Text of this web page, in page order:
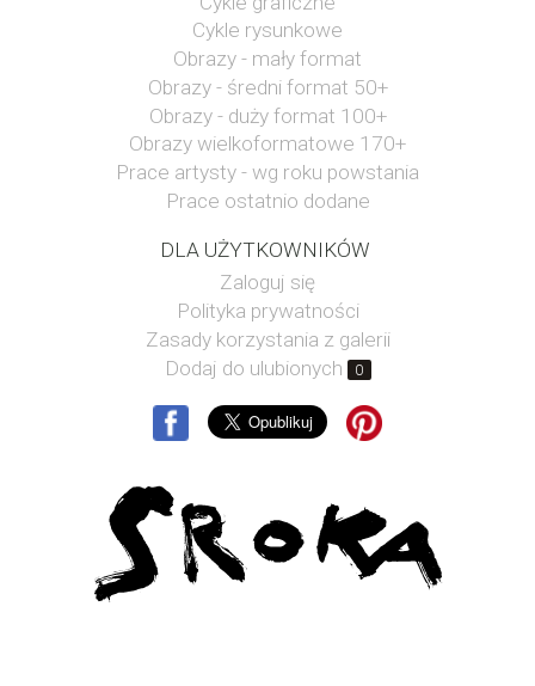
Cykle rysunkowe
Obrazy - mały format
Obrazy - średni format 50+
Obrazy - duży format 100+
Obrazy wielkoformatowe 170+
Prace artysty - wg roku powstania
Prace ostatnio dodane
DLA UŻYTKOWNIKÓW
Zaloguj się
Polityka prywatności
Zasady korzystania z galerii
Dodaj do ulubionych
0